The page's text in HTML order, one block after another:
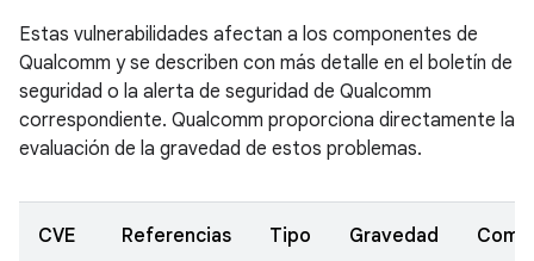
Estas vulnerabilidades afectan a los componentes de
Qualcomm y se describen con más detalle en el boletín de
seguridad o la alerta de seguridad de Qualcomm
correspondiente. Qualcomm proporciona directamente la
evaluación de la gravedad de estos problemas.
CVE Referencias Tipo Gravedad